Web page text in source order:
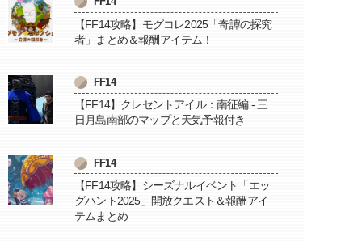
【FF14攻略】モグコレ2025「奇譚の探究
者」まとめ＆報酬アイテム！
FF14
【FF14】クレセントアイル：南征編 - 三
日月島南部のマップと天気予報付き
FF14
【FF14攻略】シーズナルイベント「エッ
グハント2025」開放クエスト＆報酬アイ
テムまとめ